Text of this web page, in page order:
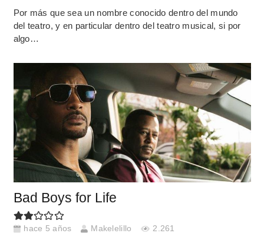
Por más que sea un nombre conocido dentro del mundo
del teatro, y en particular dentro del teatro musical, si por
algo…
Bad Boys for Life
hace 5 años Makelelillo 2.261